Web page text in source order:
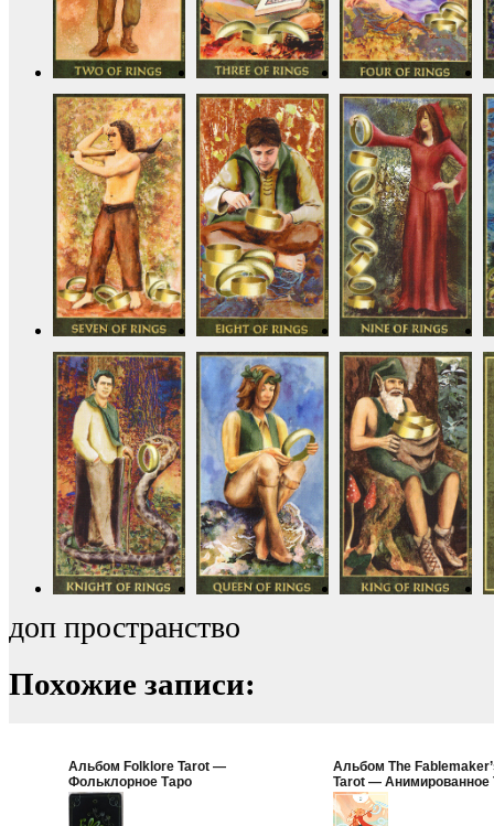
доп пространство
Похожие записи:
Альбом Folklore Tarot —
Фольклорное Таро
Альбом The
Tarot — Анимированное
Баснописца